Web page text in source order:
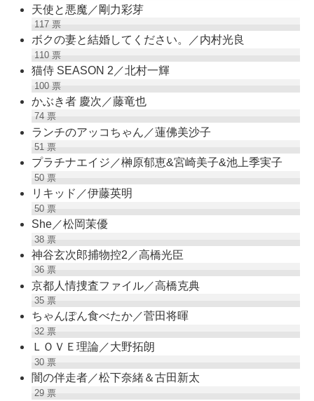
天使と悪魔／剛力彩芽
117票
ボクの妻と結婚してください。／内村光良
110票
猫侍 SEASON 2／北村一輝
100票
かぶき者 慶次／藤竜也
74票
ランチのアッコちゃん／蓮佛美沙子
51票
プラチナエイジ／榊原郁恵&宮崎美子&池上季実子
50票
リキッド／伊藤英明
50票
She／松岡茉優
38票
神谷玄次郎捕物控2／高橋光臣
36票
京都人情捜査ファイル／高橋克典
35票
ちゃんぽん食べたか／菅田将暉
32票
ＬＯＶＥ理論／大野拓朗
30票
闇の伴走者／松下奈緒＆古田新太
29票